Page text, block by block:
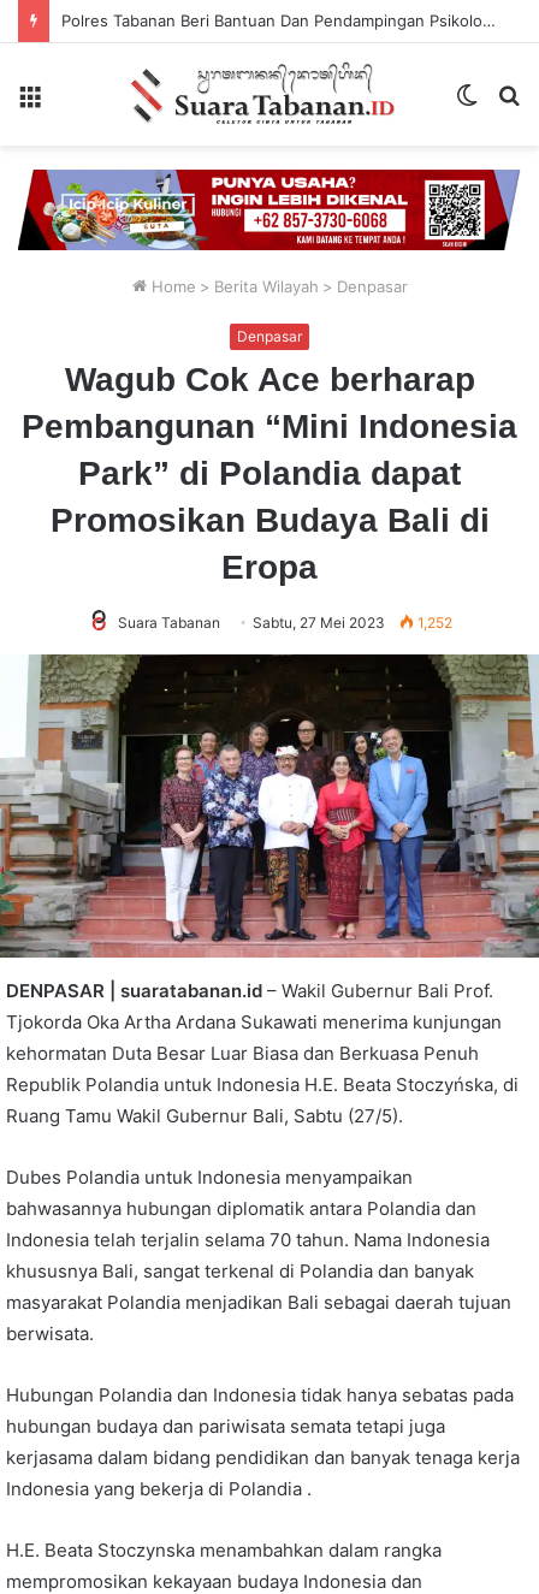
Polres Tabanan Beri Bantuan Dan Pendampingan Psikologis
Switch
Home > Berita Wilayah > Denpasar
Denpasar
Wagub Cok Ace berharap
Pembangunan “Mini Indonesia
Park” di Polandia dapat
Promosikan Budaya Bali di
Eropa
Suara Tabanan Sabtu, 27 Mei 2023 1,252
DENPASAR | suaratabanan.id – Wakil Gubernur Bali Prof.
Tjokorda Oka Artha Ardana Sukawati menerima kunjungan
kehormatan Duta Besar Luar Biasa dan Berkuasa Penuh
Republik Polandia untuk Indonesia H.E. Beata Stoczyńska, di
Ruang Tamu Wakil Gubernur Bali, Sabtu (27/5).
Dubes Polandia untuk Indonesia menyampaikan
bahwasannya hubungan diplomatik antara Polandia dan
Indonesia telah terjalin selama 70 tahun. Nama Indonesia
khususnya Bali, sangat terkenal di Polandia dan banyak
masyarakat Polandia menjadikan Bali sebagai daerah tujuan
berwisata.
Hubungan Polandia dan Indonesia tidak hanya sebatas pada
hubungan budaya dan pariwisata semata tetapi juga
kerjasama dalam bidang pendidikan dan banyak tenaga kerja
Indonesia yang bekerja di Polandia .
H.E. Beata Stoczynska menambahkan dalam rangka
mempromosikan kekayaan budaya Indonesia dan